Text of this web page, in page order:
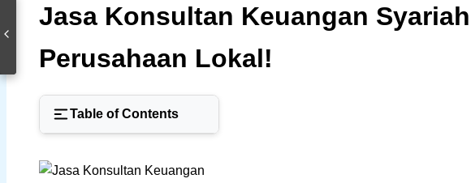
Jasa Konsultan Keuangan
Perusahaan Lokal!
Table of Contents